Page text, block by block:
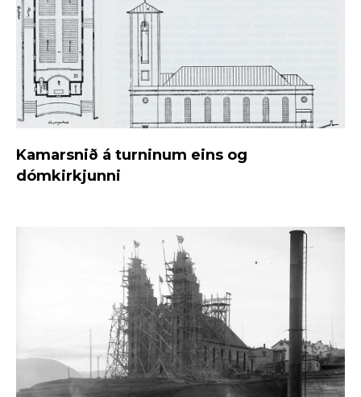
Kamarsnið á turninum eins og
dómkirkjunni